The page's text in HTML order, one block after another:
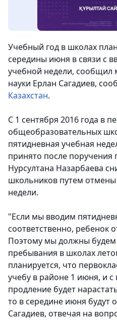
Учебный год в школах
середины июня в связи с
учебной недели, сообщил
науки Ерлан Сагадиев,
Казахстан.
С 1 сентября 2016 года в
общеобразовательных
пятидневная учебная
принято после поручения
Нурсултана Назарбаева
школьников путем
недели.
"Если мы вводим
соответственно, ребенок
Поэтому мы должны будем
пребывания в школах
планируется, что
учебу в районе 1 июня, и
продление будет
то в середине июня будут
Сагадиев, отвечая на